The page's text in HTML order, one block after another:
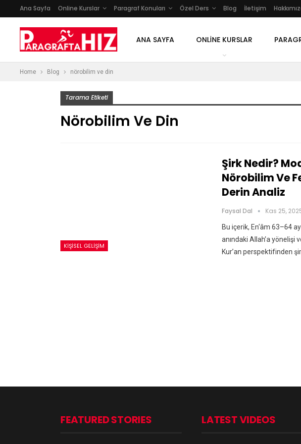
Ana Sayfa Online Kurslar Paragraf Konuları Özel Ders Blog İletişim
ANA SAYFA ONLINE KURSLAR
Home Blog nörobilim ve din
Tarama Etiketi
Nörobilim Ve Din
KIŞISEL GELIŞIM
Şirk Nedir?
Nörobilim Ve
Derin Analiz
Faysal Dal Kas 25,
Bu içerik, En‘âm 63–64
anındaki Allah’a yönelişi
Kur’an perspektifinden
FEATURED STORIES LATEST VIDEOS